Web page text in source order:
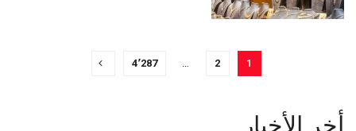
1
2
… 4٬287
أخر الأخبار